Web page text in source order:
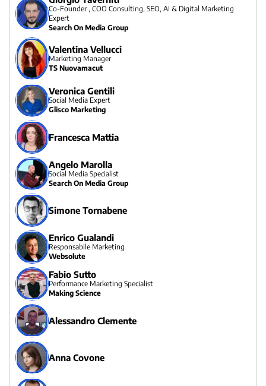
Co-Founder , COO Consulting, SEO, AI & Digital Marketing
Expert
Search On Media Group
Valentina Vellucci
Marketing Manager
TS Nuovamacut
Veronica Gentili
Social Media Expert
Glisco Marketing
Francesca Mattia
Angelo Marolla
Social Media Specialist
Search On Media Group
Simone Tornabene
Enrico Gualandi
Responsabile Marketing
Websolute
Fabio Sutto
Performance Marketing Specialist
Making Science
Alessandro Clemente
Anna Covone